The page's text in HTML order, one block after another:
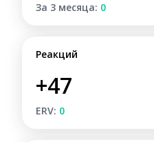
За 3 месяца: 0
Реакций
+47
ERV: 0